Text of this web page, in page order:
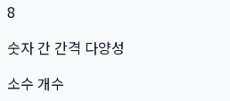
8
숫자 간 간격 다양성
소수 개수